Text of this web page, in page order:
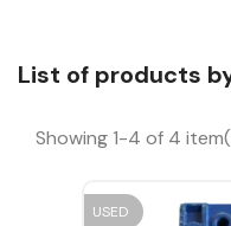
List of products
Showing 1-4 of 4
USED